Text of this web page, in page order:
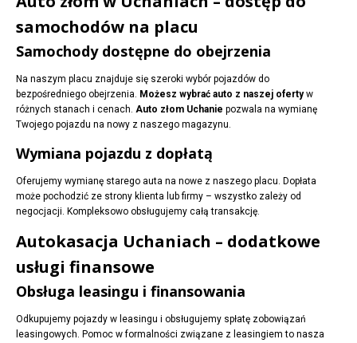
samochodów na placu
Samochody dostępne do obejrzenia
Na naszym placu znajduje się szeroki wybór pojazdów do
bezpośredniego obejrzenia. Możesz wybrać auto z naszej ofertyw
różnych stanach i cenach. Auto złom Uchanie pozwala na wymianę
Twojego pojazdu na nowy z naszego magazynu.
Wymiana pojazdu z dopłatą
Oferujemy wymianę starego auta na nowe z naszego placu. Dopłata
może pochodzić ze strony klienta lub firmy – wszystko zależy od
negocjacji. Kompleksowo obsługujemy całą transakcję.
Autokasacja Uchaniach – dodatkowe
usługi finansowe
Obsługa leasingu i finansowania
Odkupujemy pojazdy w leasingu i obsługujemy spłatę zobowiązań
leasingowych. Pomoc w formalności związane z leasingiem to nasza